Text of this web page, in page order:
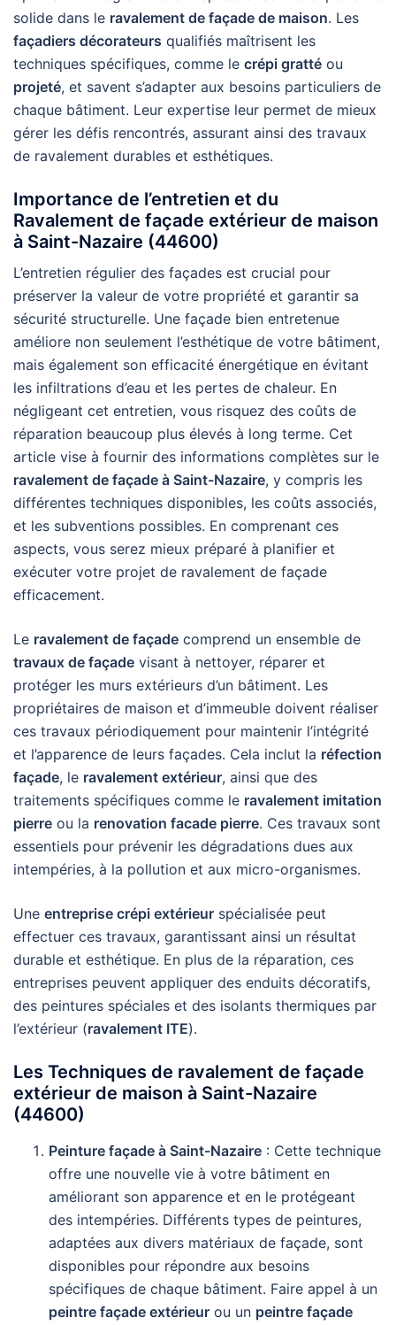
solide dans le ravalement de façade de maison. Les
façadiers décorateurs qualifiés maîtrisent les
techniques spécifiques, comme le crépi gratté ou
projeté, et savent s’adapter aux besoins particuliers de
chaque bâtiment. Leur expertise leur permet de mieux
gérer les défis rencontrés, assurant ainsi des travaux
de ravalement durables et esthétiques.
Importance de l’entretien et du
Ravalement de façade extérieur de maison
à Saint-Nazaire (44600)
L’entretien régulier des façades est crucial pour
préserver la valeur de votre propriété et garantir sa
sécurité structurelle. Une façade bien entretenue
améliore non seulement l’esthétique de votre bâtiment,
mais également son efficacité énergétique en évitant
les infiltrations d’eau et les pertes de chaleur. En
négligeant cet entretien, vous risquez des coûts de
réparation beaucoup plus élevés à long terme. Cet
article vise à fournir des informations complètes sur le
ravalement de façade à Saint-Nazaire, y compris les
différentes techniques disponibles, les coûts associés,
et les subventions possibles. En comprenant ces
aspects, vous serez mieux préparé à planifier et
exécuter votre projet de ravalement de façade
efficacement.
Le ravalement de façade comprend un ensemble de
travaux de façade visant à nettoyer, réparer et
protéger les murs extérieurs d’un bâtiment. Les
propriétaires de maison et d’immeuble doivent réaliser
ces travaux périodiquement pour maintenir l’intégrité
et l’apparence de leurs façades. Cela inclut la réfection
façade, le ravalement extérieur, ainsi que des
traitements spécifiques comme le ravalement imitation
pierre ou la renovation facade pierre. Ces travaux sont
essentiels pour prévenir les dégradations dues aux
intempéries, à la pollution et aux micro-organismes.
Une entreprise crépi extérieur spécialisée peut
effectuer ces travaux, garantissant ainsi un résultat
durable et esthétique. En plus de la réparation, ces
entreprises peuvent appliquer des enduits décoratifs,
des peintures spéciales et des isolants thermiques par
l’extérieur (ravalement ITE).
Les Techniques de ravalement de façade
extérieur de maison à Saint-Nazaire
(44600)
Peinture façade à Saint-Nazaire : Cette technique
offre une nouvelle vie à votre bâtiment en
améliorant son apparence et en le protégeant
des intempéries. Différents types de peintures,
adaptées aux divers matériaux de façade, sont
disponibles pour répondre aux besoins
spécifiques de chaque bâtiment. Faire appel à un
peintre façade extérieur ou un peintre façade